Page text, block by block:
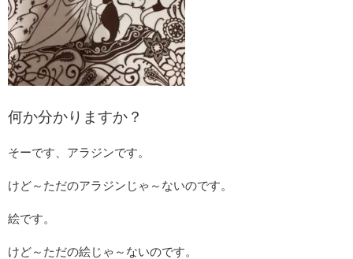
何か分かりますか？
そーです、アラジンです。
けど～ただのアラジンじゃ～ないのです。
絵です。
けど～ただの絵じゃ～ないのです。